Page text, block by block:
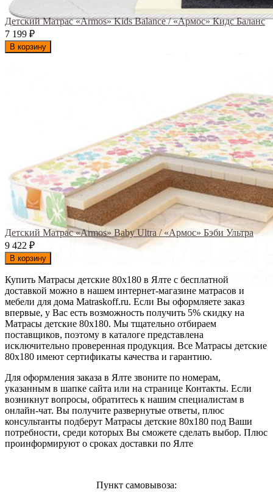
Детский Матрас «Armos» Kids Balance / «Армос» Кидс Баланс
7 199 ₽
В корзину
Детский Матрас «Armos» Baby Ultra / «Армос» Бэби Ультра
9 422 ₽
В корзину
Купить Матрасы детские 80х180 в Ялте с бесплатной
доставкой можно в нашем интернет-магазине матрасов и
мебели для дома Matraskoff.ru. Если Вы оформляете заказ
впервые, у Вас есть возможность получить 5% скидку на
Матрасы детские 80х180. Мы тщательно отбираем
поставщиков, поэтому в каталоге представлена
исключительно проверенная продукция. Все Матрасы детские
80х180 имеют сертификаты качества и гарантию.
Для оформления заказа в Ялте звоните по номерам,
указанным в шапке сайта или на странице Контакты. Если
возникнут вопросы, обратитесь к нашим специалистам в
онлайн-чат. Вы получите развернутые ответы, плюс
консультанты подберут Матрасы детские 80х180 под Ваши
потребности, среди которых Вы сможете сделать выбор. Плюс
проинформируют о сроках доставки по Ялте
Пункт самовывоза: